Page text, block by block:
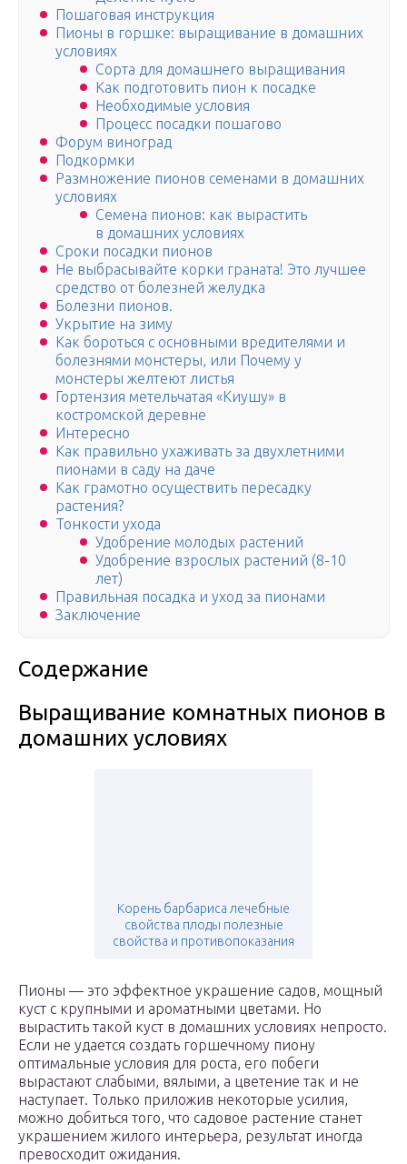
Пошаговая инструкция
Пионы в горшке: выращивание в домашних
условиях
Сорта для домашнего выращивания
Как подготовить пион к посадке
Необходимые условия
Процесс посадки пошагово
Форум виноград
Подкормки
Размножение пионов семенами в домашних
условиях
Семена пионов: как вырастить
в домашних условиях
Сроки посадки пионов
Не выбрасывайте корки граната! Это лучшее
средство от болезней желудка
Болезни пионов.
Укрытие на зиму
Как бороться с основными вредителями и
болезнями монстеры, или Почему у
монстеры желтеют листья
Гортензия метельчатая «Киушу» в
костромской деревне
Интересно
Как правильно ухаживать за двухлетними
пионами в саду на даче
Как грамотно осуществить пересадку
растения?
Тонкости ухода
Удобрение молодых растений
Удобрение взрослых растений (8-10
лет)
Правильная посадка и уход за пионами
Заключение
Содержание
Выращивание комнатных пионов в
домашних условиях
Корень барбариса лечебные
свойства плоды полезные
свойства и противопоказания
Пионы — это эффектное украшение садов, мощный
куст с крупными и ароматными цветами. Но
вырастить такой куст в домашних условиях непросто.
Если не удается создать горшечному пиону
оптимальные условия для роста, его побеги
вырастают слабыми, вялыми, а цветение так и не
наступает. Только приложив некоторые усилия,
можно добиться того, что садовое растение станет
украшением жилого интерьера, результат иногда
превосходит ожидания.